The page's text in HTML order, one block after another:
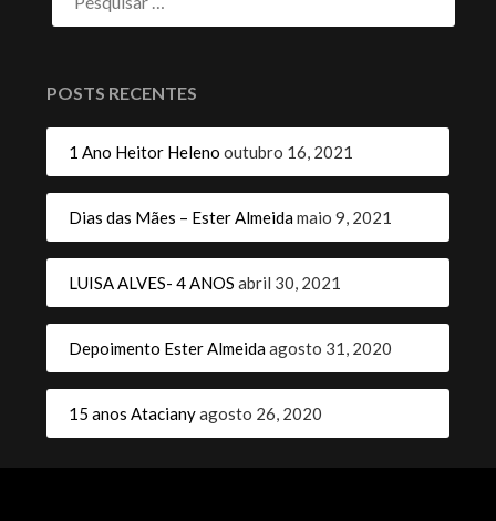
POSTS RECENTES
1 Ano Heitor Heleno outubro 16, 2021
Dias das Mães – Ester Almeidamaio 9, 2021
LUISA ALVES- 4 ANOS abril 30, 2021
Depoimento Ester Almeidaagosto 31, 2020
15 anos Atacianyagosto 26, 2020